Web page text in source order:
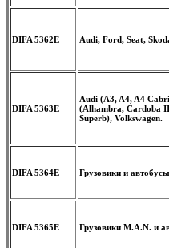
DIFA 5362E Audi, Ford, Seat,
DIFA 5363E
Audi (A3, A4, A4
(Alhambra, Cardoba
Superb), Volkswagen.
DIFA 5364E Грузовики и
DIFA 5365E Грузовики M.A.N. и